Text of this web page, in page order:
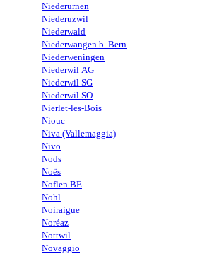
Niederurnen
Niederuzwil
Niederwald
Niederwangen b. Bern
Niederweningen
Niederwil AG
Niederwil SG
Niederwil SO
Nierlet-les-Bois
Niouc
Niva (Vallemaggia)
Nivo
Nods
Noës
Noflen BE
Nohl
Noiraigue
Noréaz
Nottwil
Novaggio